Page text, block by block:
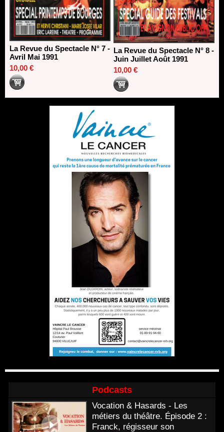
La Revue du Spectacle N° 7 -
Avril Mai 1991
10,00 €
La Revue du Spectacle N° 8 -
Juin Juillet Août 1991
10,00 €
Podcasts
Vocation & Hasards - Les
métiers du théâtre. Épisode 2 :
Franck, régisseur son